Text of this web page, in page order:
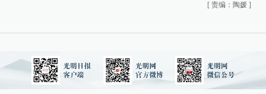
[ 责编：陶媛 ]